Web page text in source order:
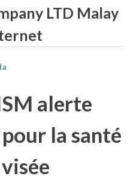
LTD Malay
alerte
la santé